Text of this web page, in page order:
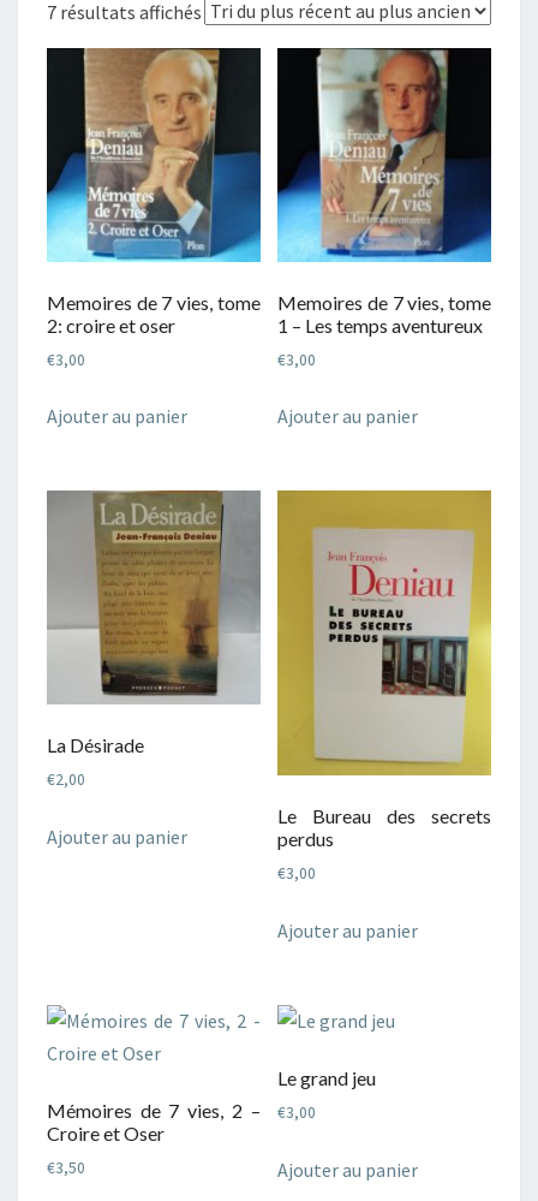
7 résultats affichés Trié
du
plus
récent
au
plus
ancien
Memoires de 7 vies, tome
2: croire et oser
€3,00
Ajouter au panier
Memoires de 7 vies, tome
1 – Les temps aventureux
€3,00
Ajouter au panier
La Désirade
€2,00
Ajouter au panier
Le Bureau des secrets
perdus
€3,00
Ajouter au panier
Mémoires de 7 vies, 2 –
Croire et Oser
€3,50
Le grand jeu
€3,00
Ajouter au panier